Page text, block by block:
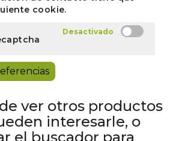
cookie.
ver otros productos
interesarle, o
el buscador para